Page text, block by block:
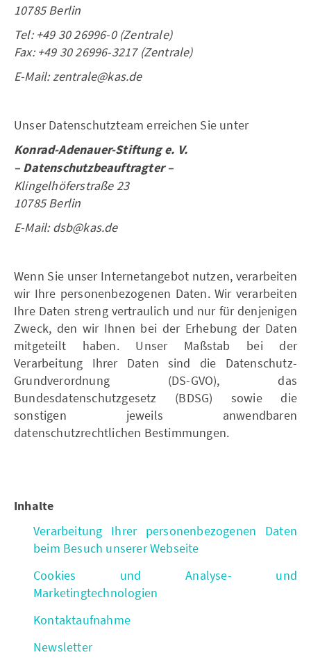
10785 Berlin
Tel: +49 30 26996-0 (Zentrale)
Fax: +49 30 26996-3217 (Zentrale)
E-Mail: zentrale@kas.de
Unser Datenschutzteam erreichen Sie unter
Konrad-Adenauer-Stiftung e. V.
– Datenschutzbeauftragter –
Klingelhöferstraße 23
10785 Berlin
E-Mail: dsb@kas.de
Wenn Sie unser Internetangebot nutzen, verarbeiten
wir Ihre personenbezogenen Daten. Wir verarbeiten
Ihre Daten streng vertraulich und nur für denjenigen
Zweck, den wir Ihnen bei der Erhebung der Daten
mitgeteilt haben. Unser Maßstab bei der
Verarbeitung Ihrer Daten sind die Datenschutz-
Grundverordnung (DS-GVO), das
Bundesdatenschutzgesetz (BDSG) sowie die
sonstigen jeweils anwendbaren
datenschutzrechtlichen Bestimmungen.
Inhalte
Verarbeitung Ihrer personenbezogenen Daten
beim Besuch unserer Webseite
Cookies und Analyse- und
Marketingtechnologien
Kontaktaufnahme
Newsletter